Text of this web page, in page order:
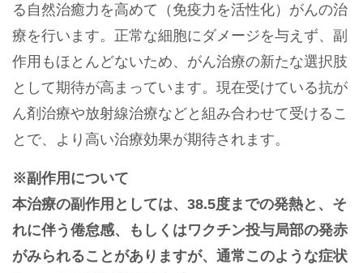
る自然治癒力を高めて（免疫力を活性化）がんの治
療を行います。正常な細胞にダメージを与えず、副
作用もほとんどないため、がん治療の新たな選択肢
として期待が高まっています。現在受けている抗が
ん剤治療や放射線治療などと組み合わせて受けるこ
とで、より高い治療効果が期待されます。
※副作用について
本治療の副作用としては、38.5度までの発熱と、そ
れに伴う倦怠感、もしくはワクチン投与局部の発赤
がみられることがありますが、通常このような症状